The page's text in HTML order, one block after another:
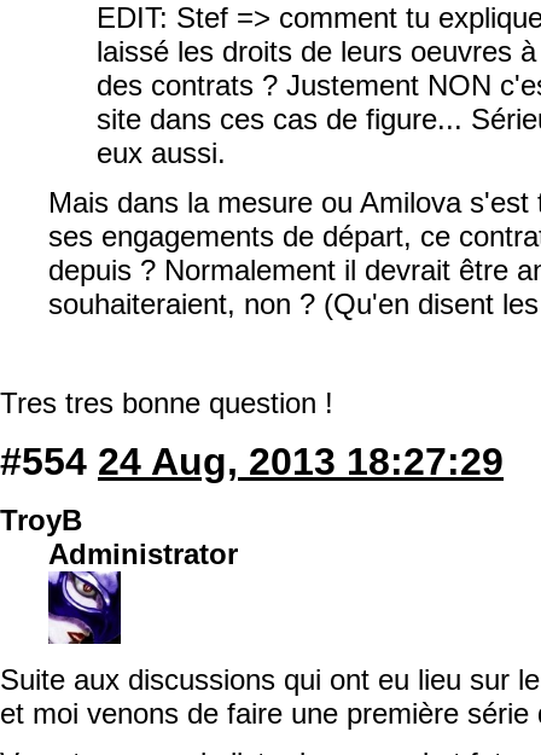
EDIT: Stef => comment tu
laissé les droits de leurs oeuvres
des contrats ? Justement NON
site dans ces cas de figure...
eux aussi.
Mais dans la mesure ou Amilova
ses engagements de départ, ce
depuis ? Normalement il devrait être
souhaiteraient, non ? (Qu'en disent
Tres tres bonne question !
#554 24 Aug, 2013 18:27:29
TroyB
Administrator
Suite aux discussions qui ont eu lieu sur
et moi venons de faire une première série